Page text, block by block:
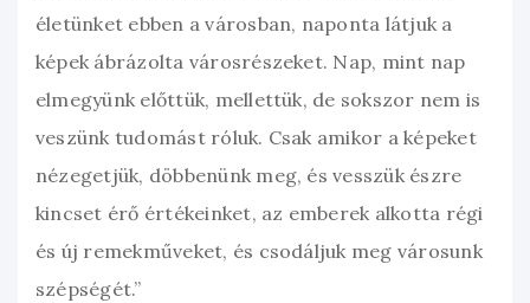
életünket ebben a városban, naponta látjuk a
képek ábrázolta városrészeket. Nap, mint nap
elmegyünk előttük, mellettük, de sokszor nem is
veszünk tudomást róluk. Csak amikor a képeket
nézegetjük, döbbenünk meg, és vesszük észre
kincset érő értékeinket, az emberek alkotta régi
és új remekműveket, és csodáljuk meg városunk
szépségét.”